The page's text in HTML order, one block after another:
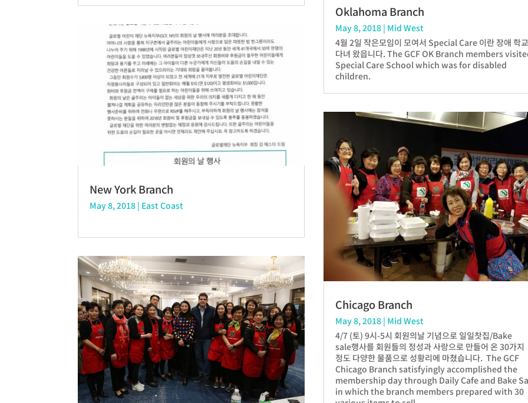
New York Branch
May 8, 2018 | East Coast
Oklahoma Branch
May 8, 2018 | Mid West
4월 2일 작은모임이 모여서 Special Care 이란 장애 학
다녀 왔읍니다. The GCF OK Branch members
Special Care School which was for disabled
children.
Chicago Branch
May 8, 2018 | Mid West
4/7 (토) 9시-5시 회원의날 기념으로 일일찻집/Bake
sale행사를 회원들의 정성과 사랑으로 만들어 온 30가지
정도 다양한 물품으로 성황리에 마쳤습니다. The GCF
Chicago Branch satisfyingly accomplished the
membership day through Daily Cafe and Bake
in which the branch members prepared with 30